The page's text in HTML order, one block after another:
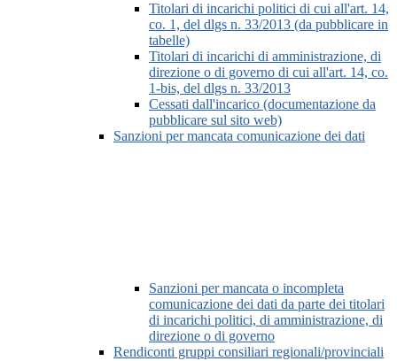
Titolari di incarichi politici di cui all'art. 14,
co. 1, del dlgs n. 33/2013 (da pubblicare in
tabelle)
Titolari di incarichi di amministrazione, di
direzione o di governo di cui all'art. 14, co.
1-bis, del dlgs n. 33/2013
Cessati dall'incarico (documentazione da
pubblicare sul sito web)
Sanzioni per mancata comunicazione dei dati
Sanzioni per mancata o incompleta
comunicazione dei dati da parte dei titolari
di incarichi politici, di amministrazione, di
direzione o di governo
Rendiconti gruppi consiliari regionali/provinciali